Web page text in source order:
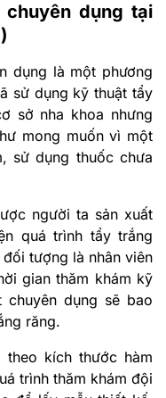
dụng tại
dụng là một phương
sử dụng kỹ thuật tẩy
sở nha khoa nhưng
mong muốn vì một
sử dụng thuốc chưa
người ta sản xuất
quá trình tẩy trắng
tượng là nhân viên
gian thăm khám kỹ
dụng sẽ bao
răng.
kích thước hàm
trình thăm khám đội